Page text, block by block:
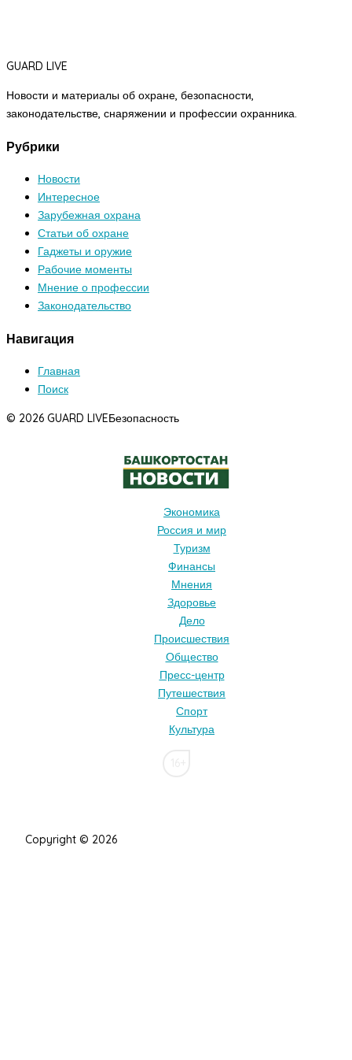
GUARD LIVE
Новости и материалы об охране, безопасности,
законодательстве, снаряжении и профессии охранника.
Рубрики
Новости
Интересное
Зарубежная охрана
Статьи об охране
Гаджеты и оружие
Рабочие моменты
Мнение о профессии
Законодательство
Навигация
Главная
Поиск
© 2026 GUARD LIVEБезопасность
Экономика
Россия и мир
Туризм
Финансы
Мнения
Здоровье
Дело
Происшествия
Общество
Пресс-центр
Путешествия
Спорт
Культура
Copyright © 2026